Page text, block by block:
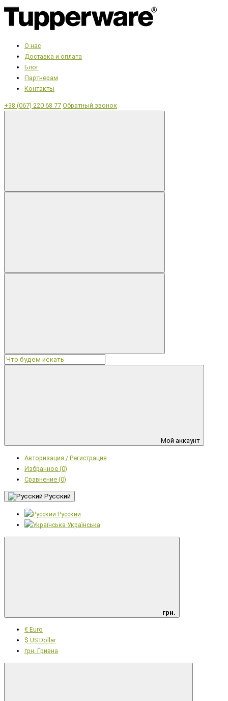
О нас
Доставка и оплата
Блог
Партнерам
Контакты
+38 (067) 220 68 77 Обратный звонок
Мой аккаунт
Авторизация / Регистрация
Избранное (0)
Сравнение (0)
Русский
Русский
Українська
грн.
€ Euro
$ US Dollar
грн. Гривна